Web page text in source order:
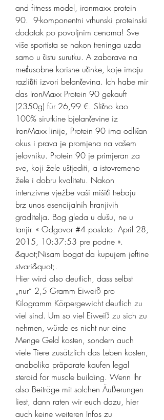
and fitness model, ironmaxx protein
90.  9-komponentni vrhunski proteinski
dodatak po povoljnim cenama! Sve
više sportista se nakon treninga uzda
samo u čistu surutku. A zaborave na
međusobne korisne učinke, koje imaju
različiti izvori belančevina. Ich habe mir
das IronMaxx Protein 90 gekauft
(2350g) für 26,99 €. Slično kao
100% sirutkine bjelančevine iz
IronMaxx linije, Protein 90 ima odličan
okus i prava je promjena na vašem
jelovniku. Protein 90 je primjeran za
sve, koji žele uštjediti, a istovremeno
žele i dobru kvalitetu. Nakon
intenzivne vježbe vaši mišići trebaju
brz unos esencijalnih hranjivih
graditelja. Bog gleda u dušu, ne u
tanjir. « Odgovor #4 poslato: April 28,
2015, 10:37:53 pre podne ».
&quot;Nisam bogat da kupujem jeftine
stvari&quot;.
Hier wird also deutlich, dass selbst
„nur“ 2,5 Gramm Eiweiß pro
Kilogramm Körpergewicht deutlich zu
viel sind. Um so viel Eiweiß zu sich zu
nehmen, würde es nicht nur eine
Menge Geld kosten, sondern auch
viele Tiere zusätzlich das Leben kosten,
anabolika präparate kaufen legal
steroid for muscle building. Wenn Ihr
also Beiträge mit solchen Äußerungen
liest, dann raten wir euch dazu, hier
auch keine weiteren Infos zu